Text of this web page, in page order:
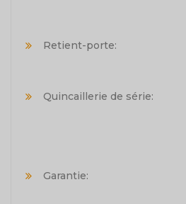
Retient-porte:
Quincaillerie de série:
Garantie: